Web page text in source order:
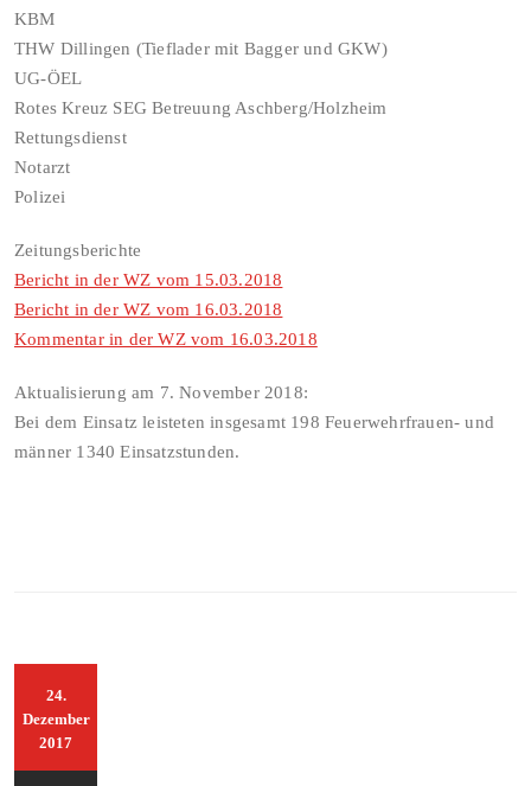
KBM
THW Dillingen (Tieflader mit Bagger und GKW)
UG-ÖEL
Rotes Kreuz SEG Betreuung Aschberg/Holzheim
Rettungsdienst
Notarzt
Polizei
Zeitungsberichte
Bericht in der WZ vom 15.03.2018
Bericht in der WZ vom 16.03.2018
Kommentar in der WZ vom 16.03.2018
Aktualisierung am 7. November 2018:
Bei dem Einsatz leisteten insgesamt 198 Feuerwehrfrauen- und
männer 1340 Einsatzstunden.
24.
Dezember
2017